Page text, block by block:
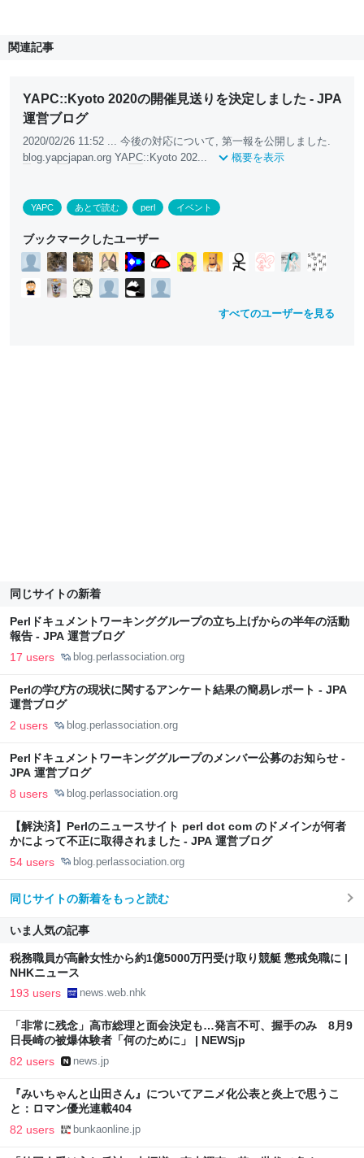
関連記事
YAPC::Kyoto 2020の開催見送りを決定しました - JPA
運営ブログ
2020/02/26 11:52 ... 今後の対応について, 第一報を公開しました.
bl og.yapcjapan.org YAPC::Kyoto 202... 概要を表示
YAPC あとで読む perl イベント
ブックマークしたユーザー
すべてのユーザーを見る
同じサイトの新着
Perlドキュメントワーキンググループの立ち上げからの半年の活動
報告 - JPA 運営ブログ
17 users blog.perlassociation.org
Perlの学び方の現状に関するアンケート結果の簡易レポート - JPA
運営ブログ
2 users blog.perlassociation.org
Perlドキュメントワーキンググループのメンバー公募のお知らせ -
JPA 運営ブログ
8 users blog.perlassociation.org
【解決済】Perlのニュースサイト perl dot com のドメインが何者
かによって不正に取得されました - JPA 運営ブログ
54 users blog.perlassociation.org
同じサイトの新着をもっと読む
いま人気の記事
税務職員が高齢女性から約1億5000万円受け取り競艇 懲戒免職に |
NHKニュース
193 users news.web.nhk
「非常に残念」高市総理と面会決定も…発言不可、握手のみ 8月9
日長崎の被爆体験者「何のために」 | NEWSjp
82 users news.jp
『みいちゃんと山田さん』についてアニメ化公表と炎上で思うこ
と：ロマン優光連載404
82 users bunkaonline.jp